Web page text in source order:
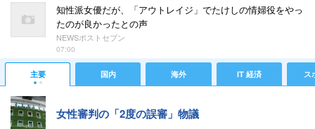
知性派女優だが、「アウトレイジ」でたけしの情婦役をやっ
たのが良かったとの声
NEWSポストセブン
07:00
主要 国内 海外 IT 経済 ス
女性審判の「2度の誤審」物議